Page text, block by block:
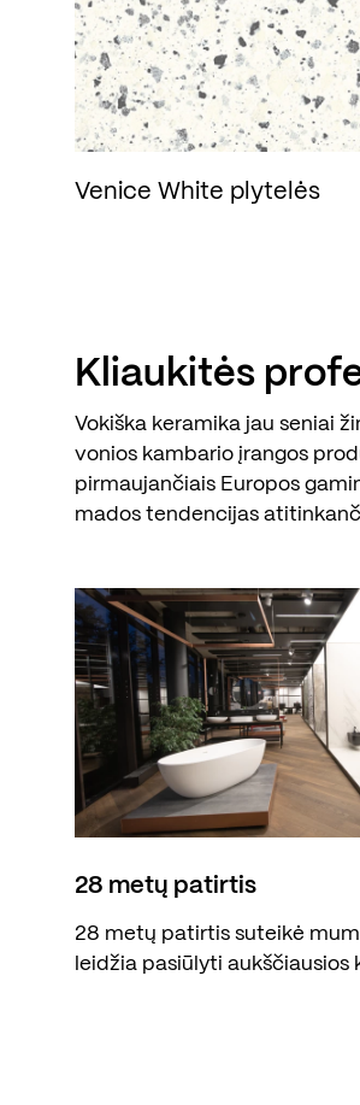
Venice White plytelės
Kliaukitės
Vokiška keramika jau seniai
vonios kambario įrangos
pirmaujančiais Europos
mados tendencijas
28 metų patirtis
28 metų patirtis suteikė
leidžia pasiūlyti aukščiausios